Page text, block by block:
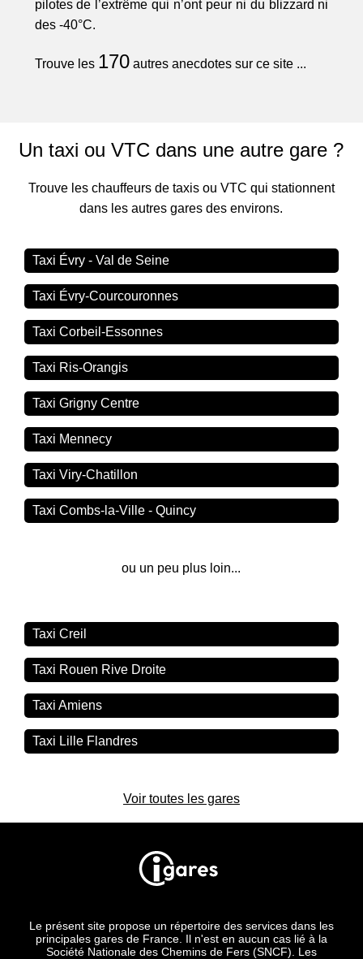
pilotes de l’extrême qui n’ont peur ni du blizzard ni
des -40°C.
Trouve les 170autres anecdotes sur ce site ...
Un taxi ou VTC dans une autre gare ?
Trouve les chauffeurs de taxis ou VTC qui stationnent
dans les autres gares des environs.
Taxi Évry - Val de Seine
Taxi Évry-Courcouronnes
Taxi Corbeil-Essonnes
Taxi Ris-Orangis
Taxi Grigny Centre
Taxi Mennecy
Taxi Viry-Chatillon
Taxi Combs-la-Ville - Quincy
ou un peu plus loin...
Taxi Creil
Taxi Rouen Rive Droite
Taxi Amiens
Taxi Lille Flandres
Voir toutes les gares
Le présent site propose un répertoire des services dans les
principales gares de France. Il n'est en aucun cas lié à la
Société Nationale des Chemins de Fers (SNCF). Les